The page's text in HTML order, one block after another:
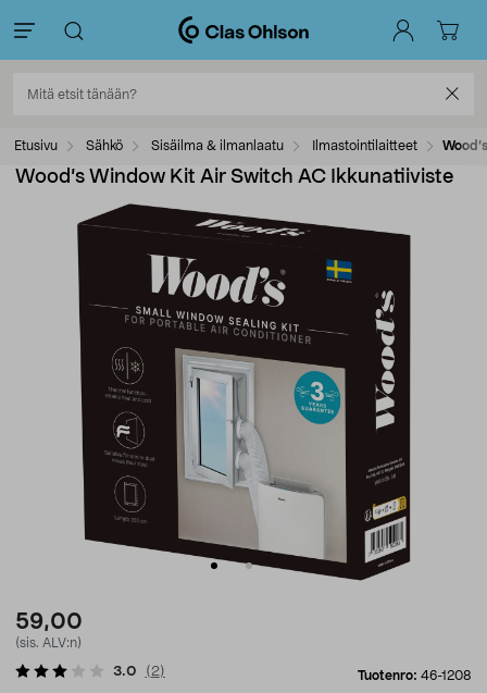
Etusivu Sähkö Sisäilma & ilmanlaatu Ilmastointilaitteet
Wood’s Window Kit Air Switch AC Ikkunatiiviste
59,00
(sis. ALV:n)
Tuotenro: 46-1208
3.0 ( 2)